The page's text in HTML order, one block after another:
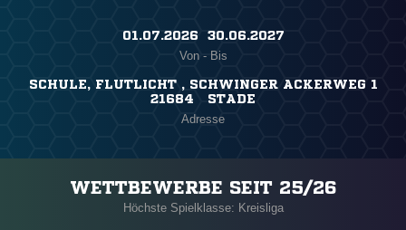
01.07.2026 ​ 30.06.2027
Von - Bis
SCHULE, FLUTLICHT , SCHWINGER ACKERWEG 1
21684 STADE
Adresse
WETTBEWERBE SEIT 25/26
Höchste Spielklasse: Kreisliga